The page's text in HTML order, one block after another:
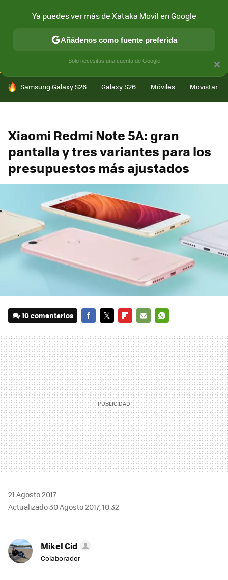
CONECTIVIDAD MÓVIL Y SOCIEDAD APLICACIONES
HOY SE HABLA DE
Samsung Galaxy S26 Galaxy S26 Móviles Movistar
Xiaomi Redmi Note 5A: gran
pantalla y tres variantes para los
presupuestos más ajustados
10 comentarios
MAIL
21 Agosto 2017
Actualizado 30 Agosto 2017, 10:32
Mikel Cid
Colaborador
×
Ya puedes ver más de Xataka Movil en Google
Añádenos como fuente preferida
Solo necesitas una cuenta de Google